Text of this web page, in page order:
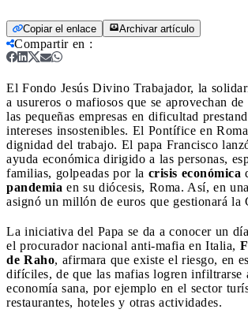
Copiar el enlace Archivar artículo
Compartir en :
El Fondo Jesús Divino Trabajador, la
a usureros o mafiosos que se aprovechan
las pequeñas empresas en dificultad
intereses insostenibles. El Pontífice en
dignidad del trabajo. El papa Francisco
ayuda económica dirigido a las personas,
familias, golpeadas por la crisis económica
pandemia en su diócesis, Roma. Así, en
asignó un millón de euros que gestionará la
La iniciativa del Papa se da a conocer un
el procurador nacional anti-mafia en Italia,
de Raho, afirmara que existe el riesgo, en
difíciles, de que las mafias logren infiltrarse
economía sana, por ejemplo en el sector
restaurantes, hoteles y otras actividades.